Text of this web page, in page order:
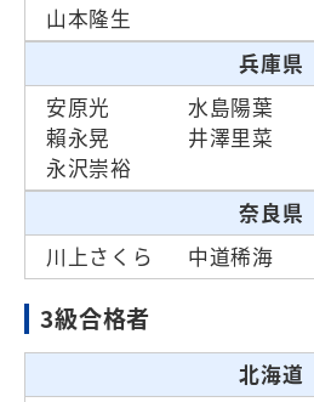
山本隆生
兵庫県
安原光
水島陽葉
賴永晃
井澤里菜
永沢崇裕
奈良県
川上さくら
中道稀海
3級合格者
北海道